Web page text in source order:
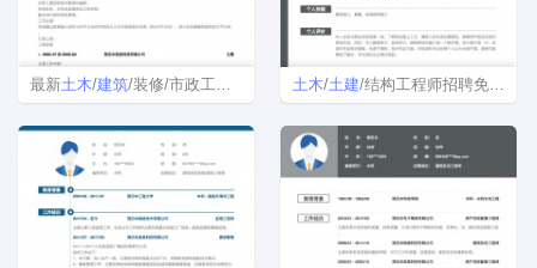
最新土木/建筑/装修/市政工程word简历模板 土木/土建/结构工程师招聘免费简历模板